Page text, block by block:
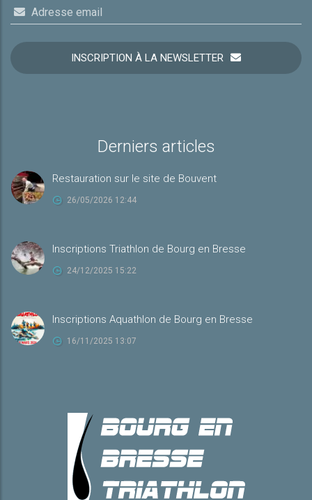
Adresse email
INSCRIPTION À LA NEWSLETTER
Derniers articles
Restauration sur le site de Bouvent
26/05/2026 12:44
Inscriptions Triathlon de Bourg en Bresse
24/12/2025 15:22
Inscriptions Aquathlon de Bourg en Bresse
16/11/2025 13:07